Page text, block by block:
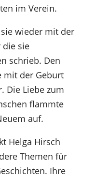
im Verein.
wieder mit der
die sie
schrieb. Den
mit der Geburt
Die Liebe zum
flammte
auf.
Helga Hirsch
Themen für
Ihre